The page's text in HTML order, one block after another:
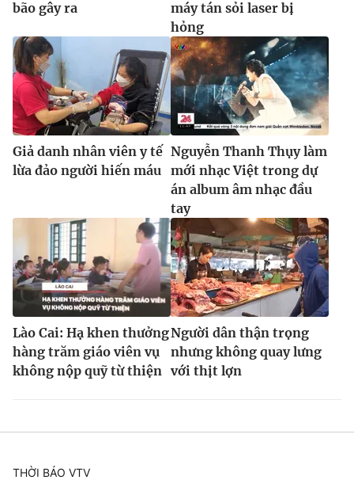
bão gây ra
máy tán sỏi laser bị
hỏng
Giả danh nhân viên y tế
lừa đảo người hiến máu
Nguyễn Thanh Thụy làm
mới nhạc Việt trong dự
án album âm nhạc đầu
tay
Lào Cai: Hạ khen thưởng
hàng trăm giáo viên vụ
không nộp quỹ từ thiện
Người dân thận trọng
nhưng không quay lưng
với thịt lợn
THỜI BÁO VTV